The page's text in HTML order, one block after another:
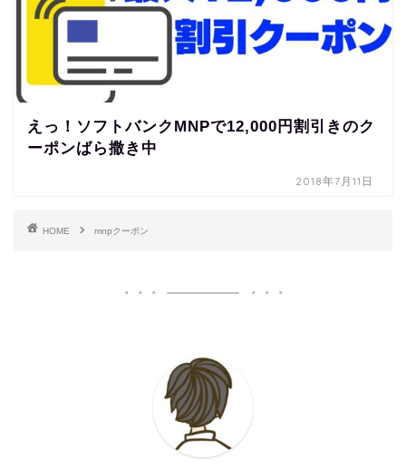
えっ！ソフトバンクMNPで12,000円割引きのク
ーポンばら撒き中
2018年7月11日
HOME mnpクーポン